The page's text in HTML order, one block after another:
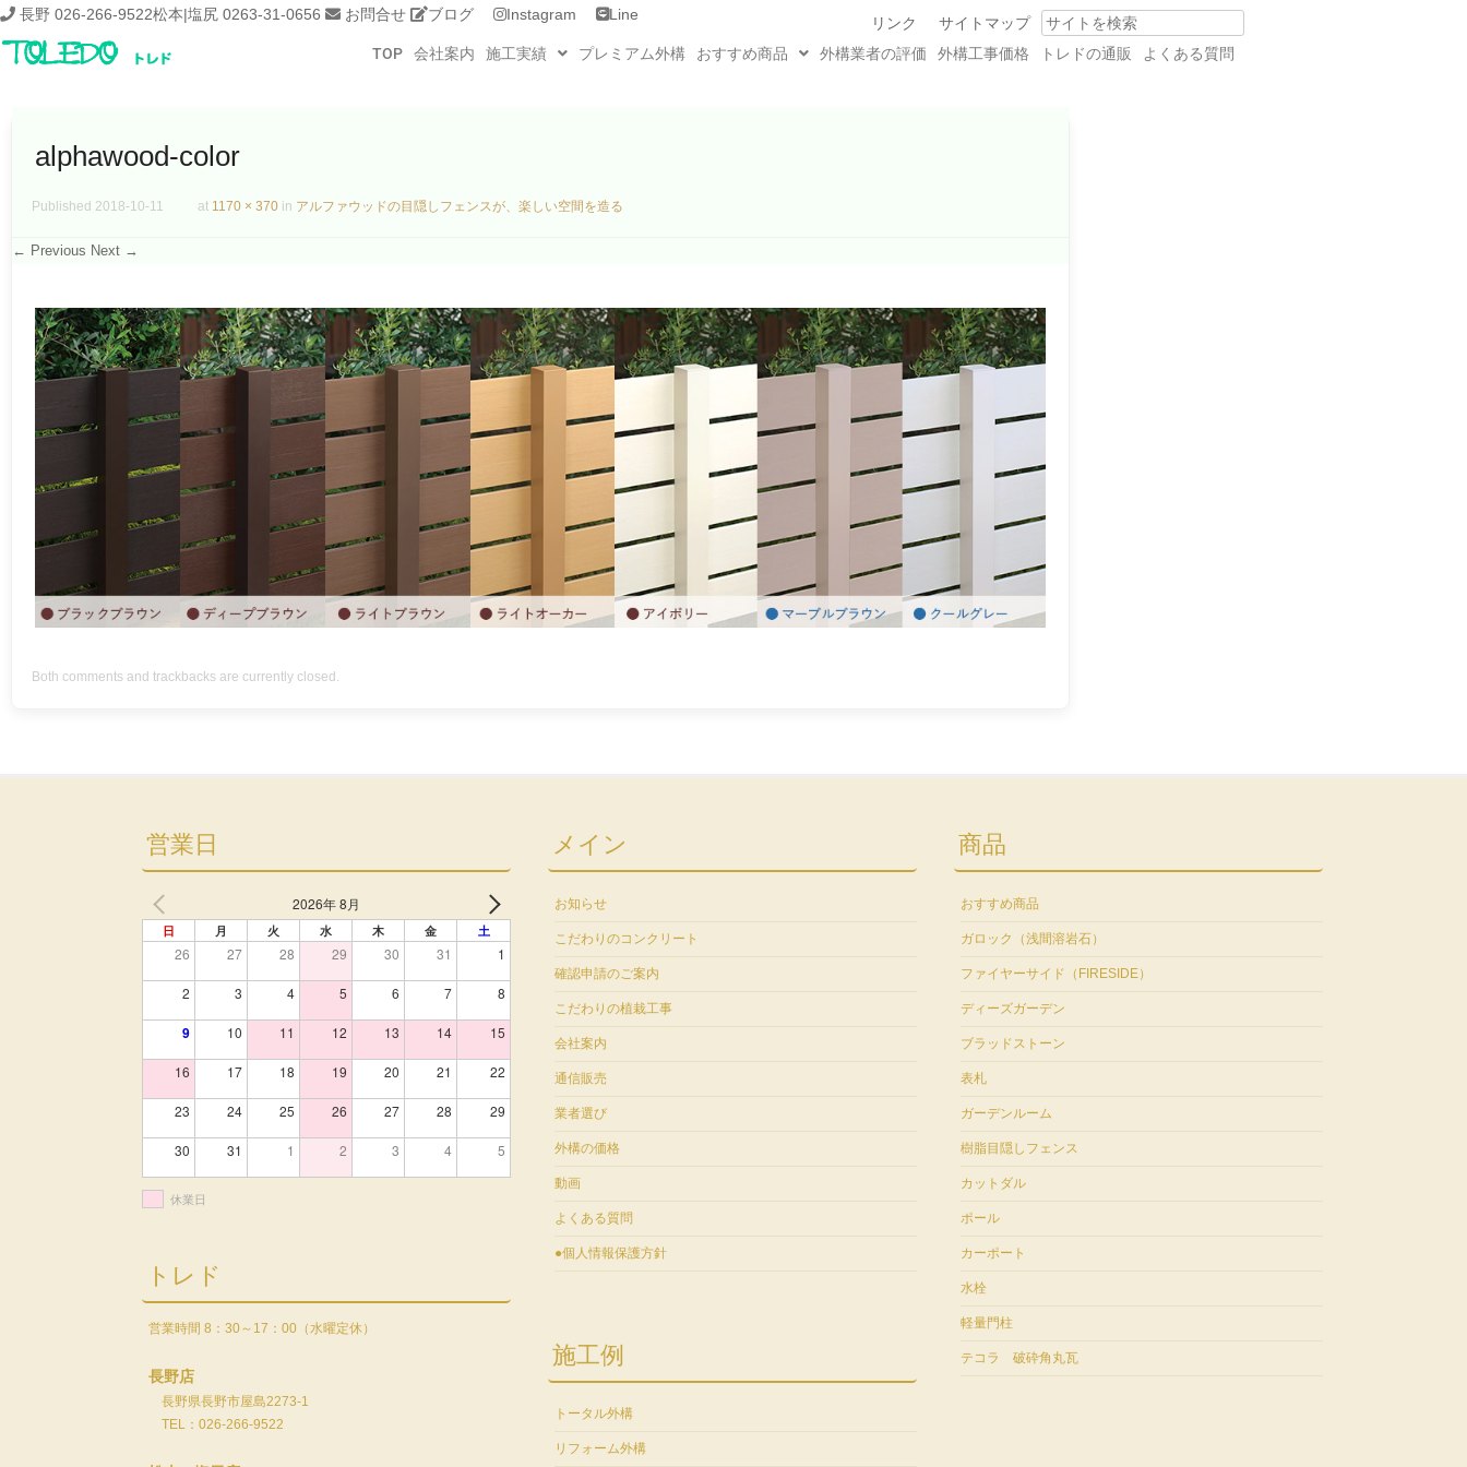
長野 026-266-9522松本|塩尻 0263-31-0656 お問合せ ブログ Instagram Line Search
サイトマップ
リンク
TOP
会社案内 施工実績 プレミアム外構 おすすめ商品 外構業者の評価 外構工事価格 トレドの通販 よくある質問
alphawood-color
Published 2018-10-11 at 1170 × 370 in アルファウッドの目隠しフェンスが、楽しい空間を造る
← Previous Next →
Both comments and trackbacks are currently closed.
営業日
2026年 8月
日 月 火 水 木 金 土
26 27 28 29 30 31 1
2 3 4 5 6 7 8
9 10 11 12 13 14 15
16 17 18 19 20 21 22
23 24 25 26 27 28 29
30 31 1 2 3 4 5
休業日
トレド
営業時間 8：30～17：00（水曜定休）
長野店
長野県長野市屋島2273-1
TEL：026-266-9522
メイン
お知らせ
こだわりのコンクリート
確認申請のご案内
こだわりの植栽工事
会社案内
通信販売
業者選び
外構の価格
動画
よくある質問
●個人情報保護方針
施工例
トータル外構
リフォーム外構
商品
おすすめ商品
ガロック（浅間溶岩石）
ファイヤーサイド（FIRESIDE）
ディーズガーデン
ブラッドストーン
表札
ガーデンルーム
樹脂目隠しフェンス
カットダル
ポール
カーポート
水栓
軽量門柱
テコラ 破砕角丸瓦